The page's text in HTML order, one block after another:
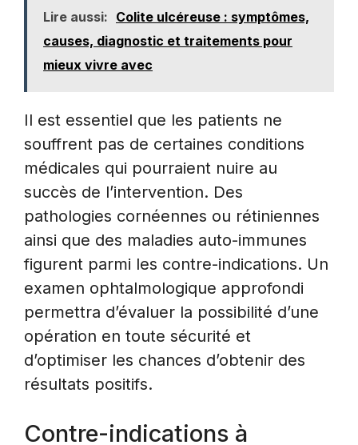
Lire aussi: Colite ulcéreuse : symptômes,
causes, diagnostic et traitements pour
mieux vivre avec
Il est essentiel que les patients ne
souffrent pas de certaines conditions
médicales qui pourraient nuire au
succès de l’intervention. Des
pathologies cornéennes ou rétiniennes
ainsi que des maladies auto-immunes
figurent parmi les contre-indications. Un
examen ophtalmologique approfondi
permettra d’évaluer la possibilité d’une
opération en toute sécurité et
d’optimiser les chances d’obtenir des
résultats positifs.
Contre-indications à